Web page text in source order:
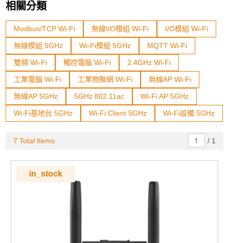
相關分類
Modbus/TCP Wi-Fi 無線I/O模組 Wi-Fi I/O模組 Wi-Fi
無線模組 5GHz Wi-Fi模組 5GHz MQTT Wi-Fi
雙頻 Wi-Fi 觸控電腦 Wi-Fi 2.4GHz Wi-Fi
工業電腦 Wi-Fi 工業物聯網 Wi-Fi 無線AP Wi-Fi
無線AP 5GHz 5GHz 802.11ac Wi-Fi AP 5GHz
Wi-Fi基地台 5GHz Wi-Fi Client 5GHz Wi-Fi設備 5GHz
7 Total Items / 1
in_stock